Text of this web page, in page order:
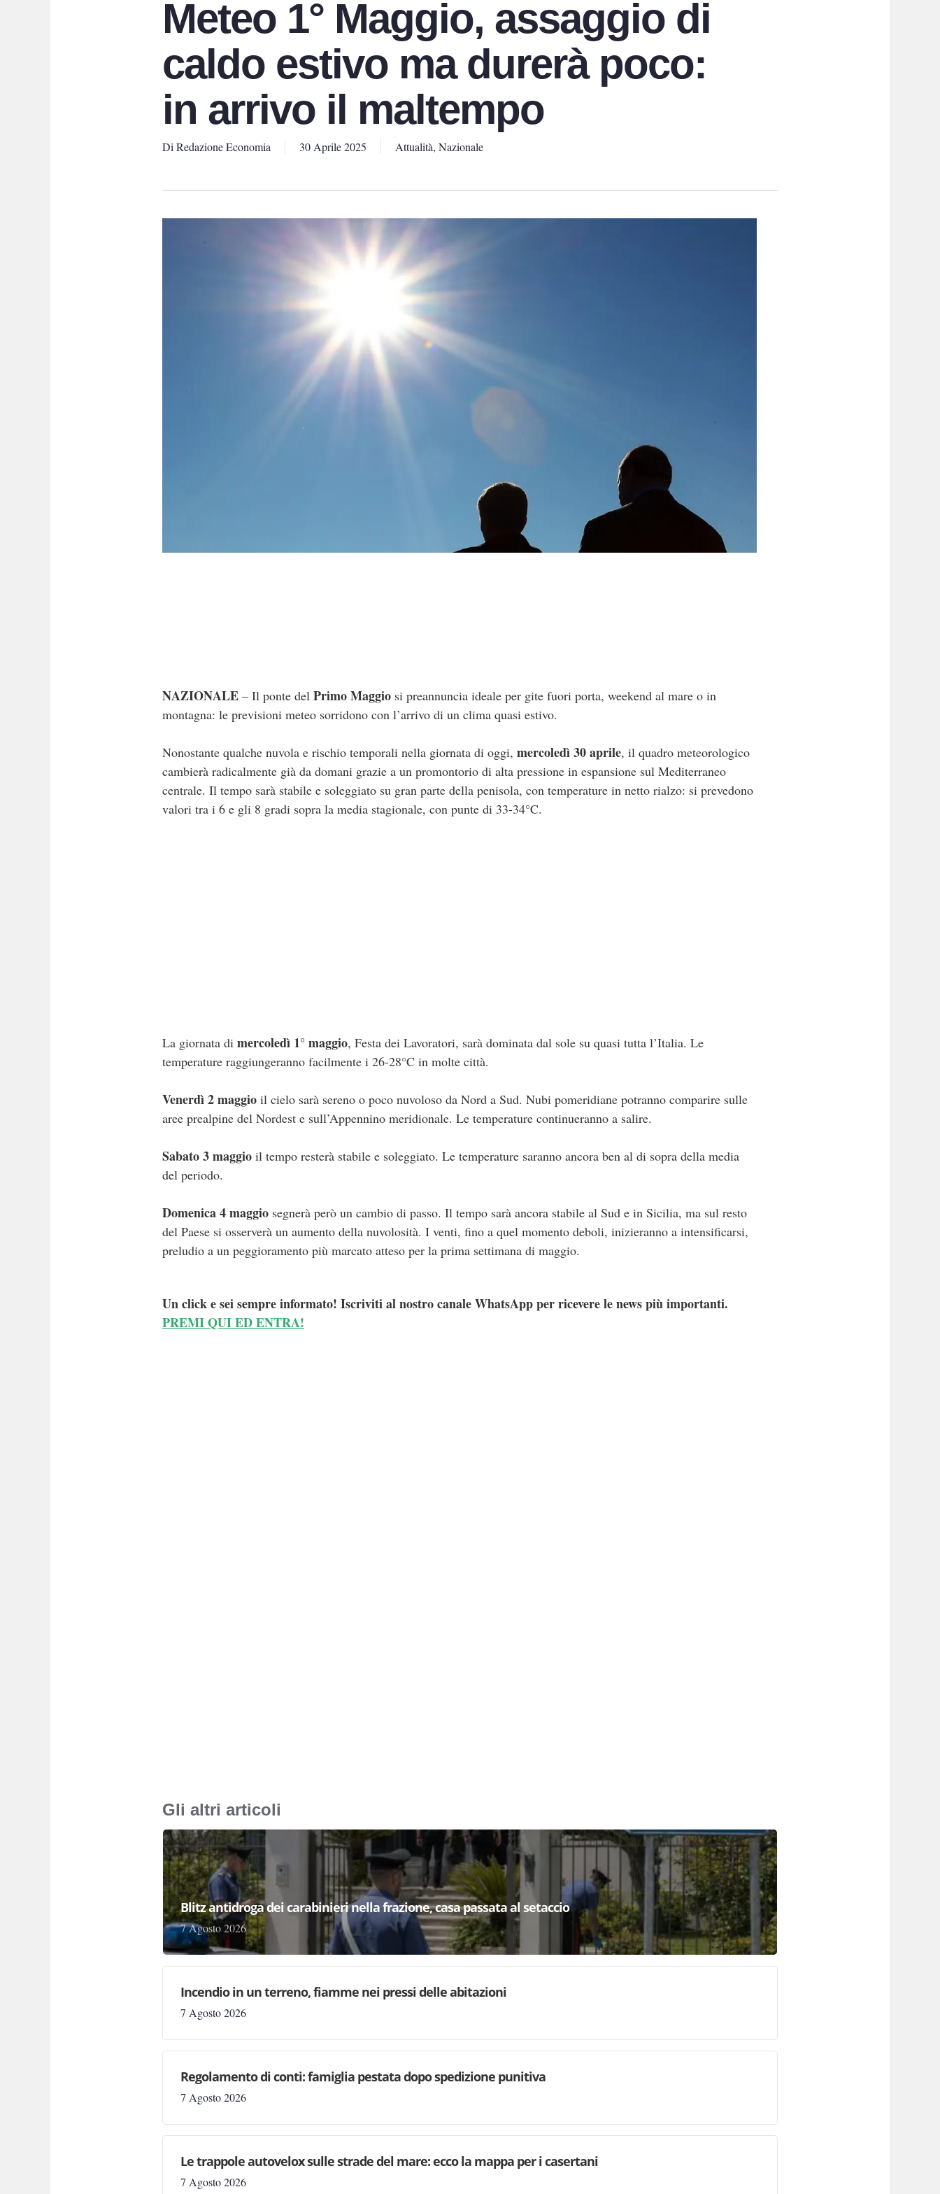
Meteo 1° Maggio, assaggio di
caldo estivo ma durerà poco:
in arrivo il maltempo
Di Redazione Economia 30 Aprile 2025 Attualità, Nazionale
NAZIONALE – Il ponte del Primo Maggio si preannuncia ideale per gite fuori porta, weekend al mare o in
montagna: le previsioni meteo sorridono con l’arrivo di un clima quasi estivo.
Nonostante qualche nuvola e rischio temporali nella giornata di oggi, mercoledì 30 aprile, il quadro meteorologico
cambierà radicalmente già da domani grazie a un promontorio di alta pressione in espansione sul Mediterraneo
centrale. Il tempo sarà stabile e soleggiato su gran parte della penisola, con temperature in netto rialzo: si prevedono
valori tra i 6 e gli 8 gradi sopra la media stagionale, con punte di 33-34°C.
La giornata di mercoledì 1° maggio, Festa dei Lavoratori, sarà dominata dal sole su quasi tutta l’Italia. Le
temperature raggiungeranno facilmente i 26-28°C in molte città.
Venerdì 2 maggio il cielo sarà sereno o poco nuvoloso da Nord a Sud. Nubi pomeridiane potranno comparire sulle
aree prealpine del Nordest e sull’Appennino meridionale. Le temperature continueranno a salire.
Sabato 3 maggio il tempo resterà stabile e soleggiato. Le temperature saranno ancora ben al di sopra della media
del periodo.
Domenica 4 maggio segnerà però un cambio di passo. Il tempo sarà ancora stabile al Sud e in Sicilia, ma sul resto
del Paese si osserverà un aumento della nuvolosità. I venti, fino a quel momento deboli, inizieranno a intensificarsi,
preludio a un peggioramento più marcato atteso per la prima settimana di maggio.
Un click e sei sempre informato! Iscriviti al nostro canale WhatsApp per ricevere le news più importanti.
PREMI QUI ED ENTRA!
Gli altri articoli
Blitz antidroga dei carabinieri nella frazione, casa passata al setaccio
7 Agosto 2026
Incendio in un terreno, fiamme nei pressi delle abitazioni
7 Agosto 2026
Regolamento di conti: famiglia pestata dopo spedizione punitiva
7 Agosto 2026
Le trappole autovelox sulle strade del mare: ecco la mappa per i casertani
7 Agosto 2026